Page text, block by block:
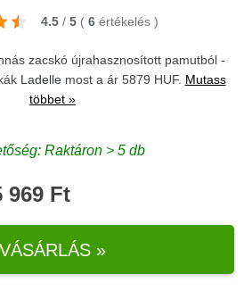
4.5 / 5 ( 6 értékelés )
zacskó újrahasznosított pamutból -
Ladellemost a ár 5879 HUF. Mutass
többet »
Raktáron > 5 db
969 Ft
VÁSÁRLÁS »